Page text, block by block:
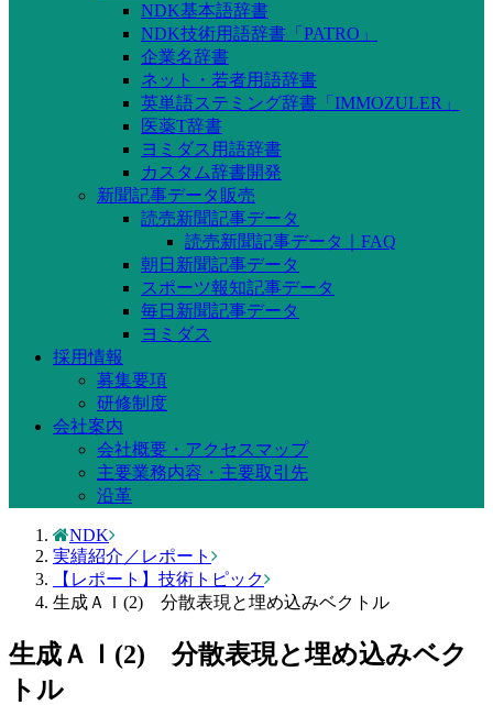
NDK基本語辞書
NDK技術用語辞書「PATRO」
企業名辞書
ネット・若者用語辞書
英単語ステミング辞書「IMMOZULER」
医薬T辞書
ヨミダス用語辞書
カスタム辞書開発
新聞記事データ販売
読売新聞記事データ
読売新聞記事データ｜FAQ
朝日新聞記事データ
スポーツ報知記事データ
毎日新聞記事データ
ヨミダス
採用情報
募集要項
研修制度
会社案内
会社概要・アクセスマップ
主要業務内容・主要取引先
沿革
NDK
実績紹介／レポート
【レポート】技術トピック
生成ＡＩ(2) 分散表現と埋め込みベクトル
生成ＡＩ(2) 分散表現と埋め込みベク
トル